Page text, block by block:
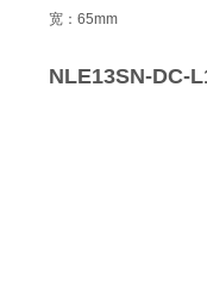
宽：65mm
NLE13SN-DC-